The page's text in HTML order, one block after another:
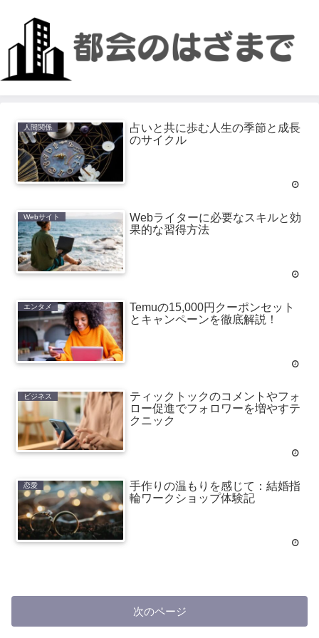
人間関係
占いと共に歩む人生の季節と成長
のサイクル
Webサイト
Webライターに必要なスキルと効
果的な習得方法
エンタメ
Temuの15,000円クーポンセット
とキャンペーンを徹底解説！
ビジネス
ティックトックのコメントやフォ
ロー促進でフォロワーを増やすテ
クニック
恋愛
手作りの温もりを感じて：結婚指
輪ワークショップ体験記
次のページ